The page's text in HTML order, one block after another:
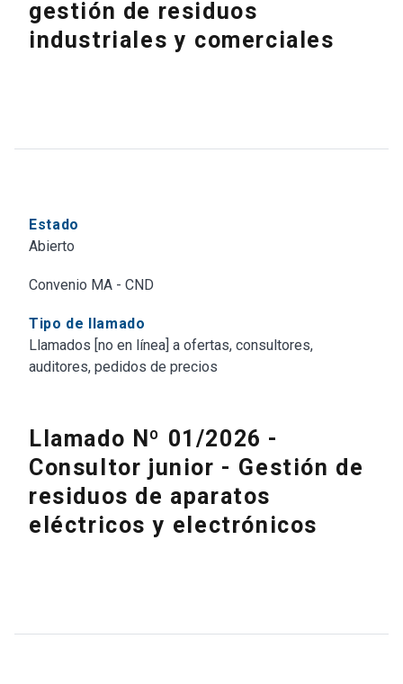
gestión de residuos
industriales y comerciales
Estado
Abierto
Convenio MA - CND
Tipo de llamado
Llamados [no en línea] a ofertas, consultores,
auditores, pedidos de precios
Llamado Nº 01/2026 -
Consultor junior - Gestión de
residuos de aparatos
eléctricos y electrónicos